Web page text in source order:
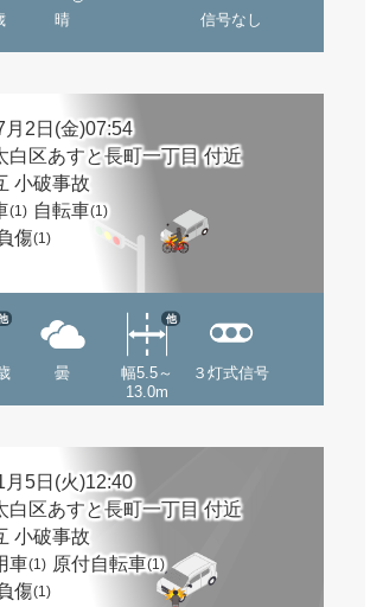
晴 信号なし
月2日(金)07:54
白区あすと長町一丁目 付近
小破事故
(1) 自転車(1)
傷(1)
曇
幅5.5～
13.0m
他
３灯式信号
月5日(火)12:40
白区あすと長町一丁目 付近
小破事故
車(1) 原付自転車(1)
傷(1)